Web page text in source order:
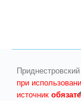
при
источник